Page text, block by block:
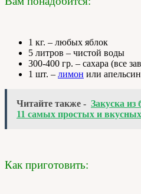
1 кг. – любых яблок
5 литров – чистой воды
300-400 гр. – сахара (все
1 шт. – лимон или
Читайте также - Закуска
11 самых простых и
Как приготовить: